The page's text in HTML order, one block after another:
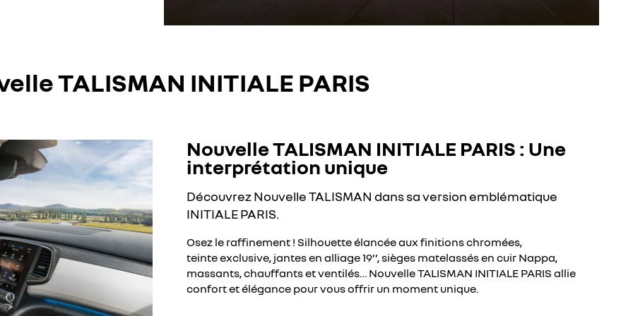
TALISMAN INITIALE PARIS
Nouvelle TALISMAN INITIALE PARIS : Une
interprétation unique
Découvrez Nouvelle TALISMAN dans sa version emblématique
INITIALE PARIS.
Osez le raffinement ! Silhouette élancée aux finitions chromées,
teinte exclusive, jantes en alliage 19’’, sièges matelassés en cuir Nappa,
massants, chauffants et ventilés… Nouvelle TALISMAN INITIALE PARIS allie
confort et élégance pour vous offrir un moment unique.